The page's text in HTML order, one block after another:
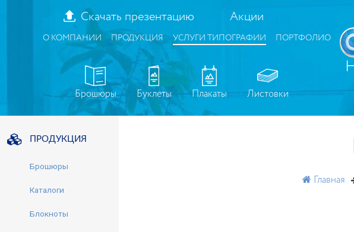
Скачать презентацию Акции
О КОМПАНИИ ПРОДУКЦИЯ УСЛУГИ ТИПОГРАФИИ ПОРТФОЛИО
Брошюры Буклеты Плакаты Листовки
Главная
ПРОДУКЦИЯ
Брошюры
Каталоги
Блокноты